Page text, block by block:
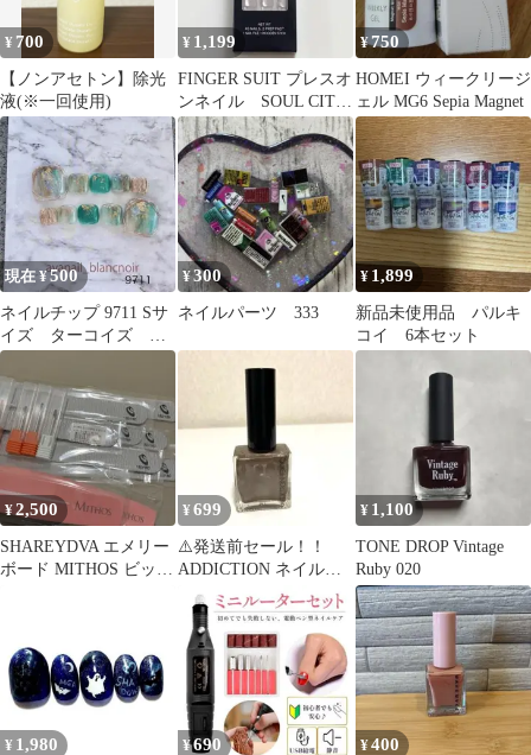
¥ 700
【ノンアセトン】除光
液(※一回使用)
¥ 1,199
FINGER SUIT プレスオ
ンネイル SOUL CITY
(オーバル)
¥750
HOMEI ウィークリージ
ェル MG6 Sepia Magnet
現在 ¥ 500
ネイルチップ 9711 Sサ
イズ ターコイズ グ
リーン 青 フットネイ
ル 現品
¥300
ネイルパーツ 333
¥ 1,899
新品未使用品 パルキ
コイ 6本セット
¥2,500
SHAREYDVA エメリー
ボード MITHOS ビット
¥699
⚠️発送前セール！！
ADDICTION ネイルポ
リッシュ105P
¥ 1,100
TONE DROP Vintage
Ruby 020
¥ 1,980 ¥690 ¥400